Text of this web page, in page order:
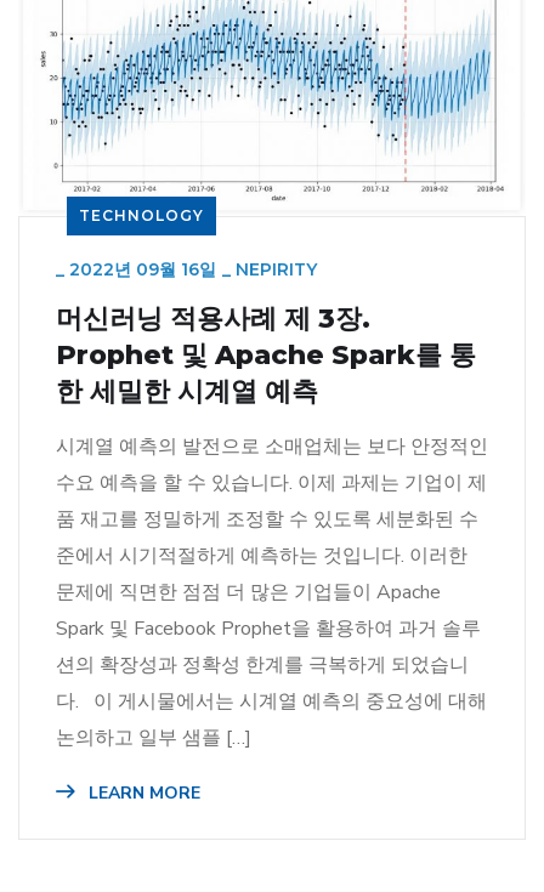
TECHNOLOGY
_ 2022년 09월 16일 _ NEPIRITY
머신러닝 적용사례 제 3장.
Prophet 및 Apache Spark를 통
한 세밀한 시계열 예측
시계열 예측의 발전으로 소매업체는 보다 안정적인
수요 예측을 할 수 있습니다. 이제 과제는 기업이 제
품 재고를 정밀하게 조정할 수 있도록 세분화된 수
준에서 시기적절하게 예측하는 것입니다. 이러한
문제에 직면한 점점 더 많은 기업들이 Apache
Spark 및 Facebook Prophet을 활용하여 과거 솔루
션의 확장성과 정확성 한계를 극복하게 되었습니
다. 이 게시물에서는 시계열 예측의 중요성에 대해
논의하고 일부 샘플 […]
LEARN MORE